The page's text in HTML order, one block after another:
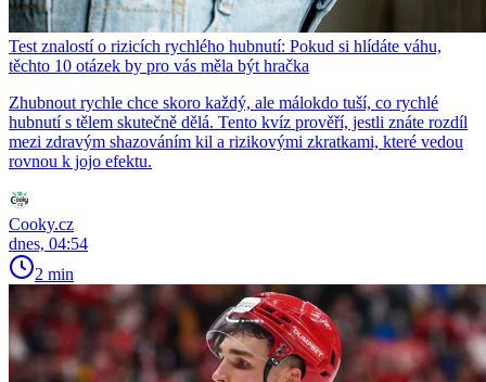
Test znalostí o rizicích rychlého hubnutí: Pokud si hlídáte váhu,
těchto 10 otázek by pro vás měla být hračka
Zhubnout rychle chce skoro každý, ale málokdo tuší, co rychlé
hubnutí s tělem skutečně dělá. Tento kvíz prověří, jestli znáte rozdíl
mezi zdravým shazováním kil a rizikovými zkratkami, které vedou
rovnou k jojo efektu.
Cooky.cz
dnes, 04:54
2 min